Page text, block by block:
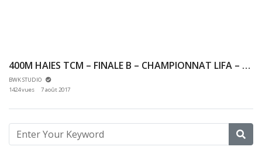
400M HAIES TCM – FINALE B – CHAMPIONNAT LIFA – 25/06/2017 – PONTOISE
BWK STUDIO
1424 vues
7 août 2017